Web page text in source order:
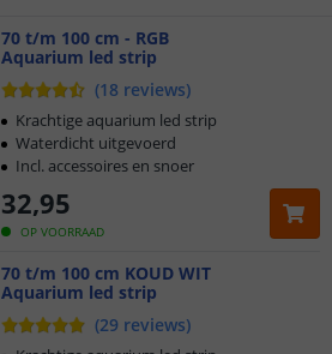
70 t/m 100 cm - RGB
Aquarium led strip
(18 reviews)
OP VOORRAAD
32,95
Krachtige aquarium led strip
Waterdicht uitgevoerd
Incl. accessoires en snoer
70 t/m 100 cm KOUD WIT
Aquarium led strip
(29 reviews)